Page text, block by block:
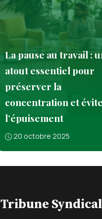
La pause au travail :
atout essentiel pour
préserver la
concentration et
l’épuisement
20 octobre 2025
Tribune